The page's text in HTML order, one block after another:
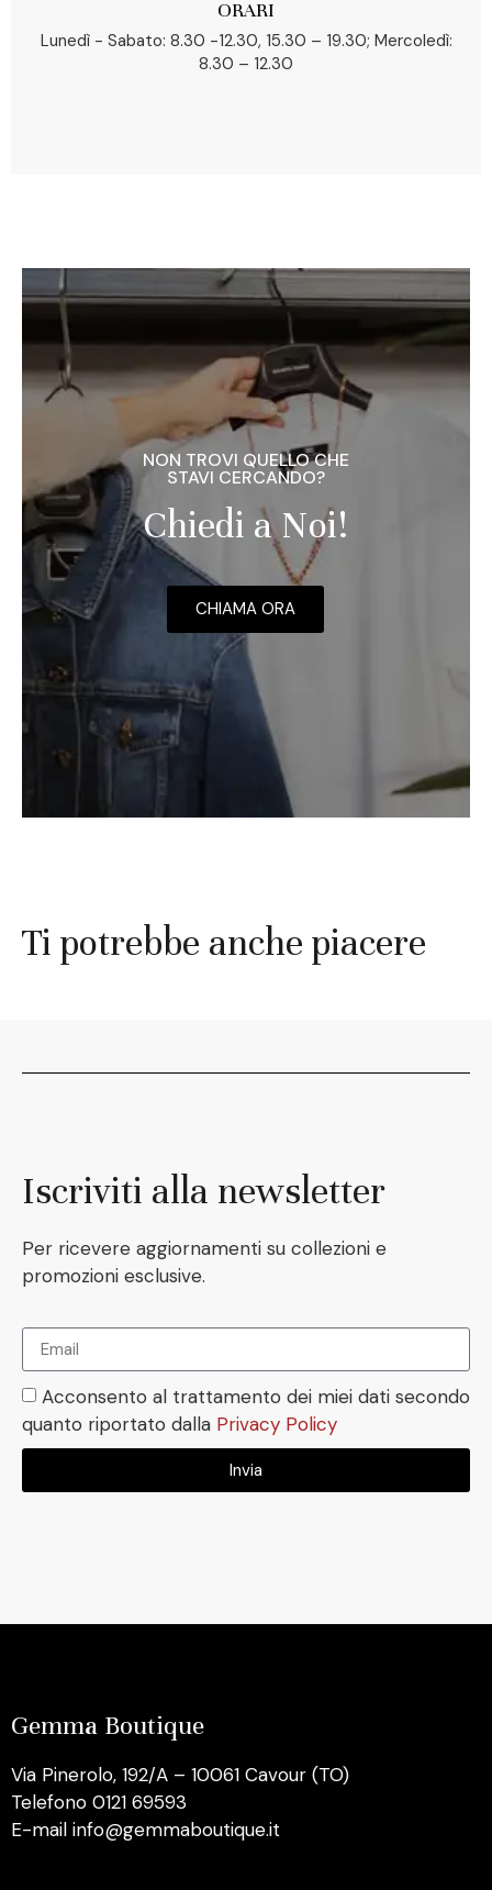
ORARI
Lunedì - Sabato: 8.30 -12.30, 15.30 – 19.30; Mercoledì:
8.30 – 12.30
NON TROVI QUELLO CHE
STAVI CERCANDO?
Chiedi a Noi!
CHIAMA ORA
Ti potrebbe anche piacere
Iscriviti alla newsletter
Per ricevere aggiornamenti su collezioni e
promozioni esclusive.
Acconsento al trattamento dei miei dati secondo
quanto riportato dalla Privacy Policy
Invia
Gemma Boutique
Via Pinerolo, 192/A – 10061 Cavour (TO)
Telefono 0121 69593
E-mail info@gemmaboutique.it